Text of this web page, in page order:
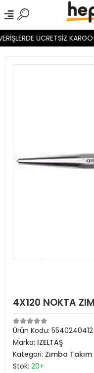
ÜCRETSİZ KARGO!
4X120 NOKTA
Ürün Kodu: 5540240412
Marka: İZELTAŞ
Kategori: Zımba
Stok: 20+